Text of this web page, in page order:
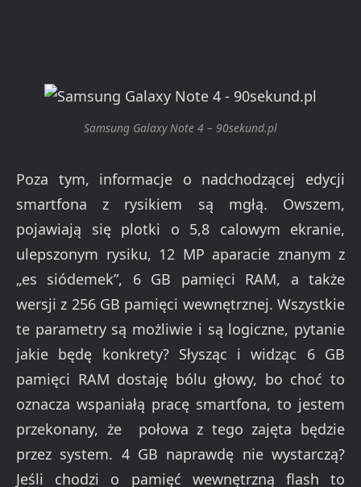
Samsung Galaxy Note 4 – 90sekund.pl
Poza tym, informacje o nadchodzącej edycji
smartfona z rysikiem są mgłą. Owszem,
pojawiają się plotki o 5,8 calowym ekranie,
ulepszonym rysiku, 12 MP aparacie znanym z
„es siódemek”, 6 GB pamięci RAM, a także
wersji z 256 GB pamięci wewnętrznej. Wszystkie
te parametry są możliwie i są logiczne, pytanie
jakie będę konkrety? Słysząc i widząc 6 GB
pamięci RAM dostaję bólu głowy, bo choć to
oznacza wspaniałą pracę smartfona, to jestem
przekonany, że połowa z tego zajęta będzie
przez system. 4 GB naprawdę nie wystarczą?
Jeśli chodzi o pamięć wewnętrzną flash to